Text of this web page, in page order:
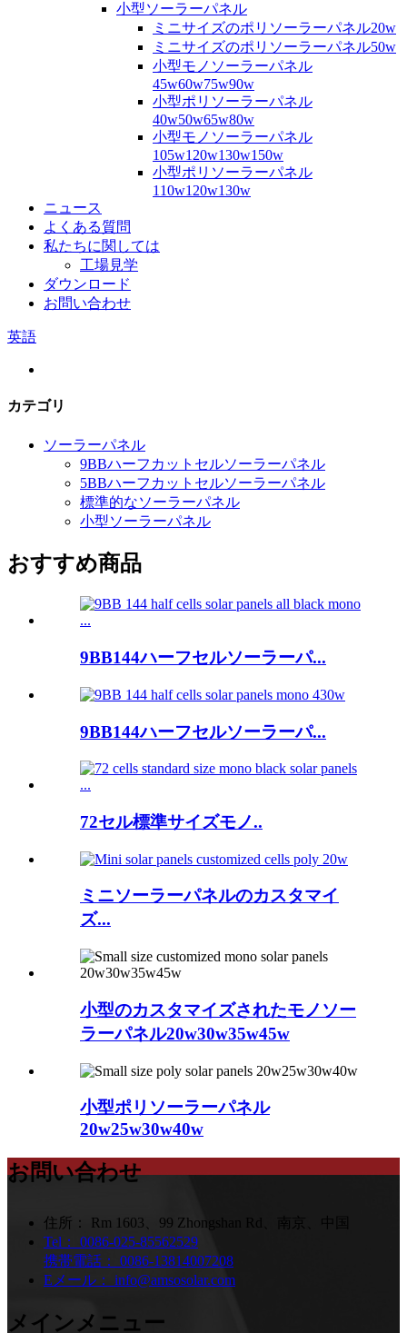
小型ソーラーパネル
ミニサイズのポリソーラーパネル20w
ミニサイズのポリソーラーパネル50w
小型モノソーラーパネル
45w60w75w90w
小型ポリソーラーパネル
40w50w65w80w
小型モノソーラーパネル
105w120w130w150w
小型ポリソーラーパネル
110w120w130w
ニュース
よくある質問
私たちに関しては
工場見学
ダウンロード
お問い合わせ
英語
カテゴリ
ソーラーパネル
9BBハーフカットセルソーラーパネル
5BBハーフカットセルソーラーパネル
標準的なソーラーパネル
小型ソーラーパネル
おすすめ商品
9BB144ハーフセルソーラーパ...
9BB144ハーフセルソーラーパ...
72セル標準サイズモノ..
ミニソーラーパネルのカスタマイ
ズ...
小型のカスタマイズされたモノソー
ラーパネル20w30w35w45w
小型ポリソーラーパネル
20w25w30w40w
お問い合わせ
住所： Rm 1603、99 Zhongshan Rd、南京、中国
Tel： 0086-025-85562529
携帯電話： 0086-13814007208
Eメール： info@amsosolar.com
メインメニュー